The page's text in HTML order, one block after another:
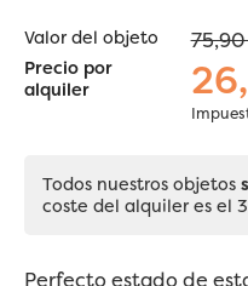
Valor del objeto
Precio por
alquiler
Todos nuestros objetos
coste del alquiler es el
Perfecto estado de